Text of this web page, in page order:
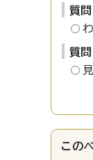
質
質
この